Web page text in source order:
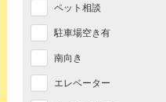
ペット相談
駐車場空き有
南向き
エレベーター